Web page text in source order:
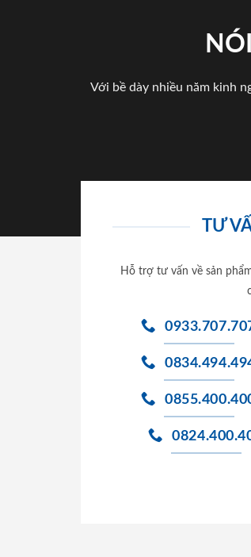
Với bề dày nhiều năm kinh
TƯ
Hỗ trợ tư vấn về sản